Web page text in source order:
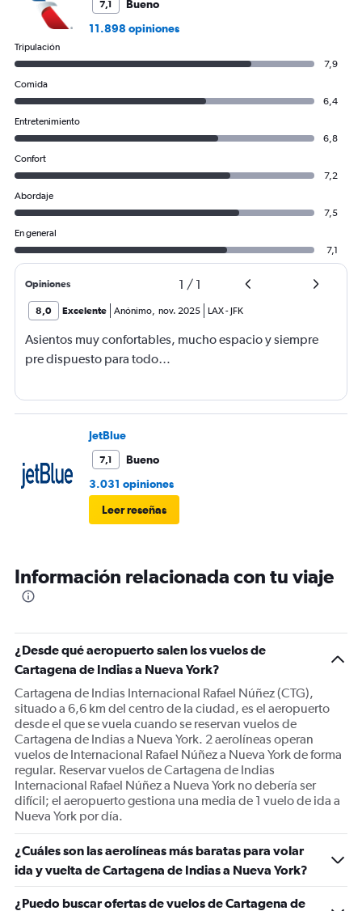
7,1
Bueno
11.898 opiniones
Tripulación
7,9
Comida
6,4
Entretenimiento
6,8
Confort
7,2
Abordaje
7,5
En general
7,1
Opiniones 1 / 1
8,0 Excelente Anónimo, nov. 2025 LAX- JFK
Asientos muy confortables, mucho espacio y siempre
pre dispuesto para todo…
JetBlue
7,1
Bueno
3.031 opiniones
Leer reseñas
Información relacionada con tu viaje
¿Desde qué aeropuerto salen los vuelos de
Cartagena de Indias a Nueva York?
Cartagena de Indias Internacional Rafael Núñez (CTG),
situado a 6,6 km del centro de la ciudad, es el aeropuerto
desde el que se vuela cuando se reservan vuelos de
Cartagena de Indias a Nueva York. 2 aerolíneas operan
vuelos de Internacional Rafael Núñez a Nueva York de forma
regular. Reservar vuelos de Cartagena de Indias
Internacional Rafael Núñez a Nueva York no debería ser
difícil; el aeropuerto gestiona una media de 1 vuelo de ida a
Nueva York por día.
¿Cuáles son las aerolíneas más baratas para volar
ida y vuelta de Cartagena de Indias a Nueva York?
¿Puedo buscar ofertas de vuelos de Cartagena de